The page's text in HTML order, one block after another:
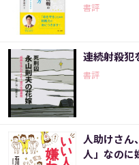
書評
連続射殺犯
書評
人助けさん
人」なのに